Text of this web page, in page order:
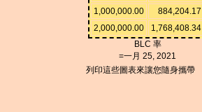
1,000,000.00
884,204.17
2,000,000.00
1,768,408.34
BLC 率
=一月 25, 2021
列印這些圖表來讓您隨身攜帶